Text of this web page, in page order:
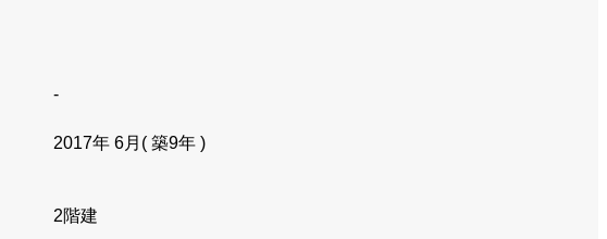
-
2017年 6月( 築9年 )
2階建